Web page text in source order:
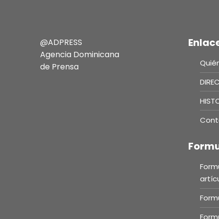
@ADPRESS
Agencia Dominicana
de Prensa